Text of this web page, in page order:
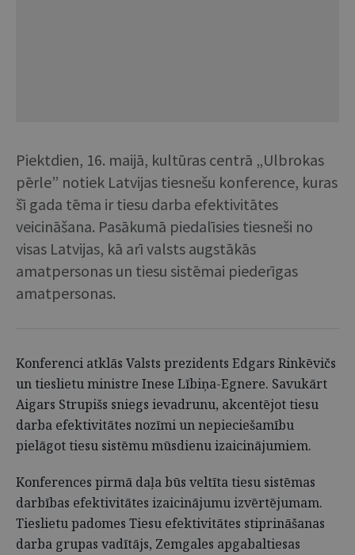
Piektdien, 16. maijā, kultūras centrā „Ulbrokas
pērle” notiek Latvijas tiesnešu konference, kuras
šī gada tēma ir tiesu darba efektivitātes
veicināšana. Pasākumā piedalīsies tiesneši no
visas Latvijas, kā arī valsts augstākās
amatpersonas un tiesu sistēmai piederīgas
amatpersonas.
Konferenci atklās Valsts prezidents Edgars Rinkēvičs
un tieslietu ministre Inese Lībiņa-Egnere. Savukārt
Aigars Strupišs sniegs ievadrunu, akcentējot tiesu
darba efektivitātes nozīmi un nepieciešamību
pielāgot tiesu sistēmu mūsdienu izaicinājumiem.
Konferences pirmā daļa būs veltīta tiesu sistēmas
darbības efektivitātes izaicinājumu izvērtējumam.
Tieslietu padomes Tiesu efektivitātes stiprināšanas
darba grupas vadītājs, Zemgales apgabaltiesas